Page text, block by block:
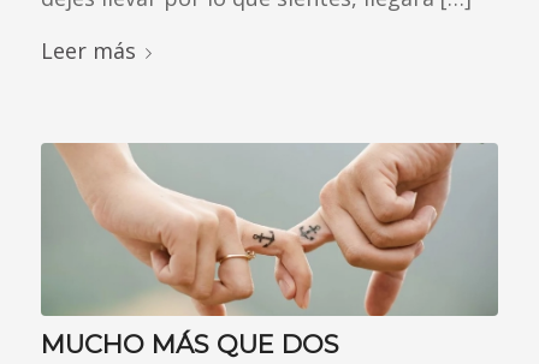
Leer más
MUCHO MÁS QUE DOS